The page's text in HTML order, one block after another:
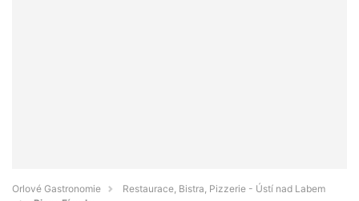
Orlové Gastronomie
Restaurace, Bistra, Pizzerie - Ústí nad Labem